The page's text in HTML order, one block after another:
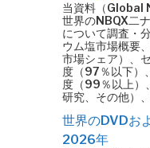
当資料（Global
世界のNBQX二
について調査・
ウム塩市場概要
市場シェア）、
度（97％以下）
度（99％以上）
研究、その他）
世界のDVDお
2026年